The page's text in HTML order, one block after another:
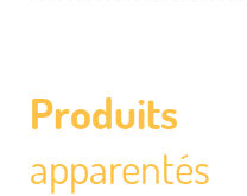
Produits
apparentés